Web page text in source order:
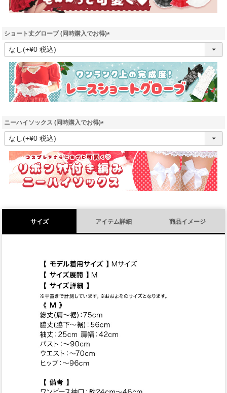
ショート丈グローブ (同時購入でお得)
(
須
)
ニーハイソックス (同時購入でお得)
(
須
)
サイズ アイテム詳細 商品イメージ